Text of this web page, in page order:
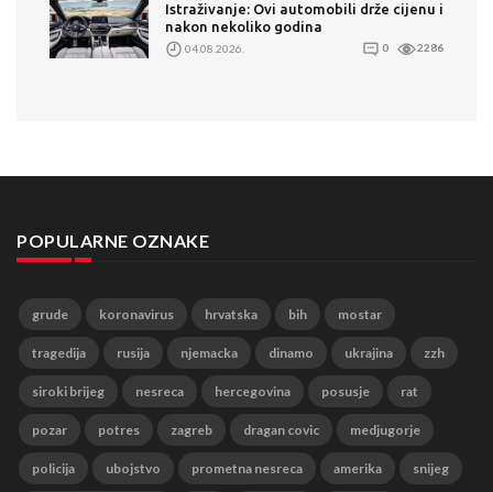
Istraživanje: Ovi automobili drže cijenu i
nakon nekoliko godina
04.08.2026. 0 2286
POPULARNE OZNAKE
grude koronavirus hrvatska bih mostar
tragedija rusija njemacka dinamo ukrajina zzh
siroki brijeg nesreca hercegovina posusje rat
pozar potres zagreb dragan covic medjugorje
policija ubojstvo prometna nesreca amerika snijeg